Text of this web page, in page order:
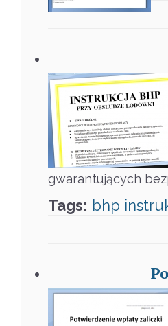
gwarantujących
Tags: bhp